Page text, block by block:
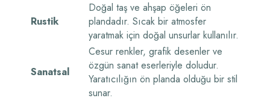
Rustik
Doğal taş ve ahşap öğeleri ön
plandadır. Sıcak bir atmosfer
yaratmak için doğal unsurlar kullanılır.
Sanatsal
Cesur renkler, grafik desenler ve
özgün sanat eserleriyle doludur.
Yaratıcılığın ön planda olduğu bir stil
sunar.